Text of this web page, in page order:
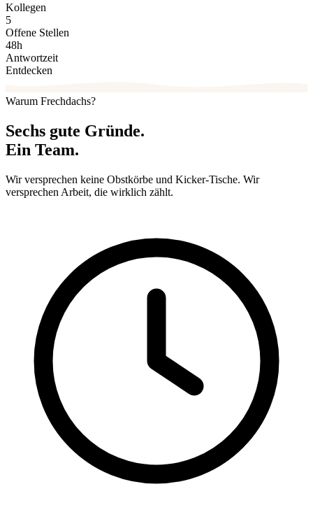
Kollegen
5
Offene Stellen
48h
Antwortzeit
Entdecken
Warum Frechdachs?
Sechs gute Gründe.
Ein Team.
Wir versprechen keine Obstkörbe und Kicker-Tische. Wir
versprechen Arbeit, die wirklich zählt.